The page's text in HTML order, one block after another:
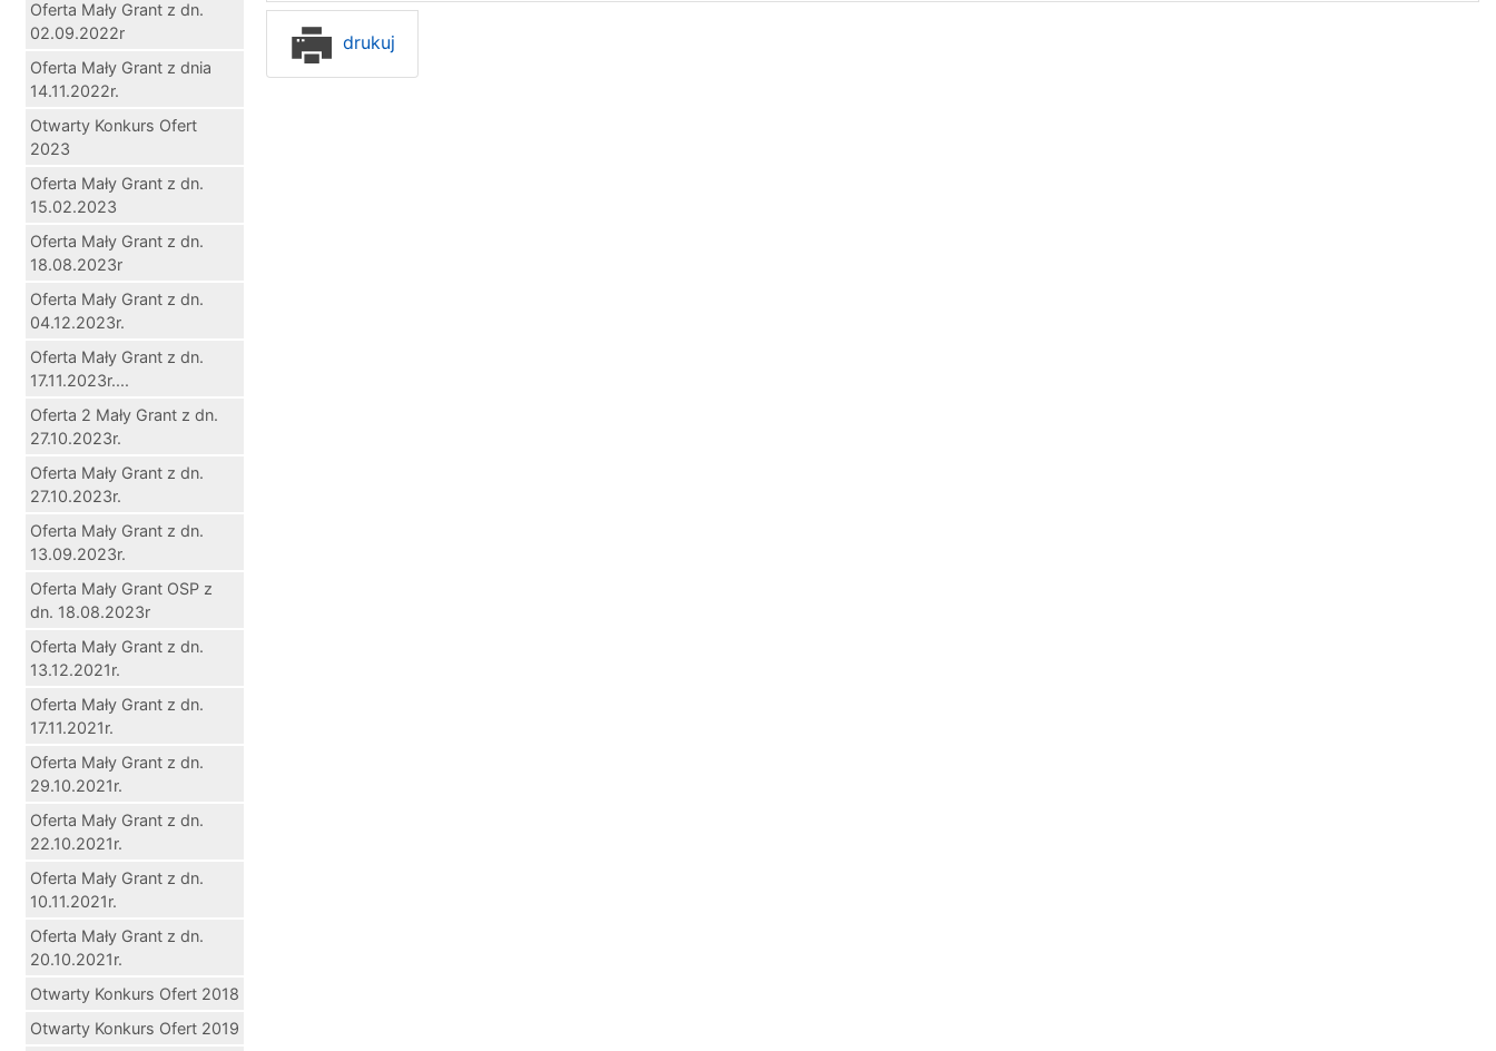
Oferta Mały Grant z dn.
02.09.2022r
Oferta Mały Grant z dnia
14.11.2022r.
Otwarty Konkurs Ofert
2023
Oferta Mały Grant z dn.
15.02.2023
Oferta Mały Grant z dn.
18.08.2023r
Oferta Mały Grant z dn.
04.12.2023r.
Oferta Mały Grant z dn.
17.11.2023r....
Oferta 2 Mały Grant z dn.
27.10.2023r.
Oferta Mały Grant z dn.
27.10.2023r.
Oferta Mały Grant z dn.
13.09.2023r.
Oferta Mały Grant OSP z
dn. 18.08.2023r
Oferta Mały Grant z dn.
13.12.2021r.
Oferta Mały Grant z dn.
17.11.2021r.
Oferta Mały Grant z dn.
29.10.2021r.
Oferta Mały Grant z dn.
22.10.2021r.
Oferta Mały Grant z dn.
10.11.2021r.
Oferta Mały Grant z dn.
20.10.2021r.
Otwarty Konkurs Ofert 2018
Otwarty Konkurs Ofert 2019
drukuj